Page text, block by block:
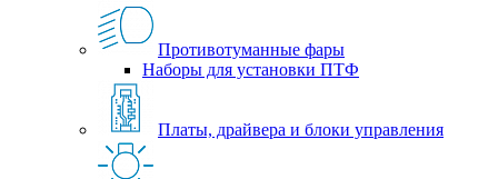
Противотуманные фары
Наборы для установки ПТФ
Платы, драйвера и блоки управления